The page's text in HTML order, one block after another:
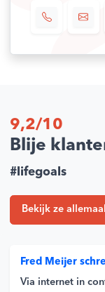
9,2/10
Blije
#lifegoals
Bekijk ze allemaal
Fred Meijer
Via internet in